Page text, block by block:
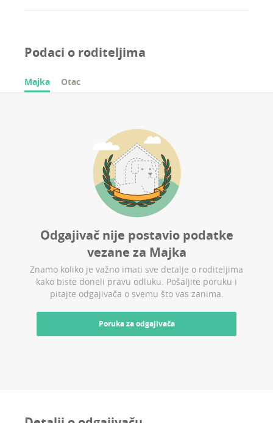
Podaci o roditeljima
Majka Otac
Odgajivač nije postavio podatke
vezane za Majka
Znamo koliko je važno imati sve detalje o roditeljima
kako biste doneli pravu odluku. Pošaljite poruku i
pitajte odgajivača o svemu što vas zanima.
Poruka za odgajivača